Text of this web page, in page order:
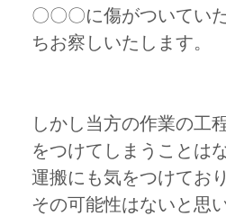
〇〇〇に傷がついてい
ちお察しいたします。
しかし当方の作業の工
をつけてしまうことは
運搬にも気をつけてお
その可能性はないと思